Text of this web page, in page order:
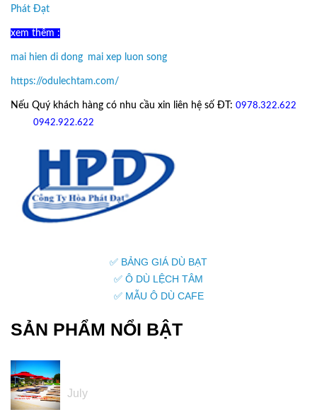
Phát Đạt
xem thêm :
mai hien di dong mai xep luon song
https://odulechtam.com/
Nếu Quý khách hàng có nhu cầu xin liên hệ số ĐT: 0978.322.622
0942.922.622
✅ BẢNG GIÁ DÙ BẠT
✅ Ô DÙ LỆCH TÂM
✅ MẪU Ô DÙ CAFE
SẢN PHẨM NỔI BẬT
July